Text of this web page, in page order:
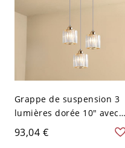
Grappe de suspension 3
lumières dorée 10" avec
abat-jour cylindriques en
verre nervuré et rosace
93,04 €